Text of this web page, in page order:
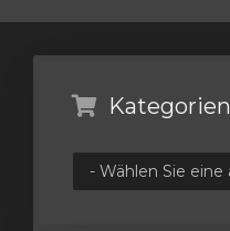
Kategorien